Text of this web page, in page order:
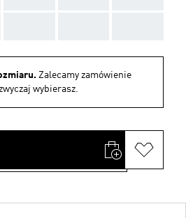
Zalecamy zamówienie
wybierasz.